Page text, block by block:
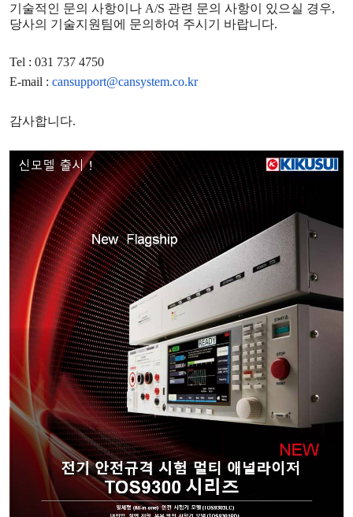
기술적인 문의 사항이나 A/S 관련 문의 사항이 있으실 경우,
당사의 기술지원팀에 문의하여 주시기 바랍니다.
Tel : 031 737 4750
E-mail : cansupport@cansystem.co.kr
감사합니다.